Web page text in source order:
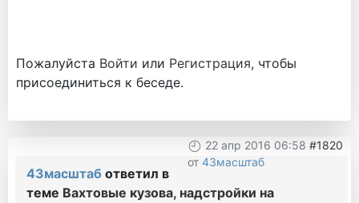
Пожалуйста Войти или Регистрация, чтобы
присоединиться к беседе.
22 апр 2016 06:58 #1820
от 43масштаб
43масштаб ответил в
теме Вахтовые кузова, надстройки на